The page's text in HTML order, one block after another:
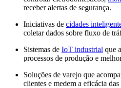
receber alertas de segurança.
Iniciativas de cidades
coletar dados sobre fluxo de
Sistemas de IoT industrial que
processos de produção e
Soluções de varejo que
clientes e medem a eficácia